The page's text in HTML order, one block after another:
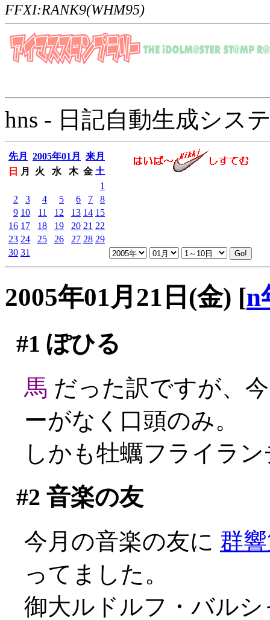
FFXI:RANK9(WHM95)
hns - 日記自動生成シス
先月 2005年01月
来月
日
月 火 水 木 金 土
1
2
3 4 5 6 7
8
9 10 11 12 13 14 15
16 17 18 19 20 21 22
23 24 25 26 27 28 29
30 31
2005年01月21日(金) [n
#1 ぽひる
馬 だった訳ですが、
ーがなく口頭のみ。
しかも牡蠣フライラ
#2 音楽の友
今月の音楽の友に 群
ってました。
御大ルドルフ・バル